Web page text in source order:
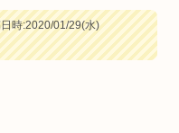
時:2020/01/29(水)